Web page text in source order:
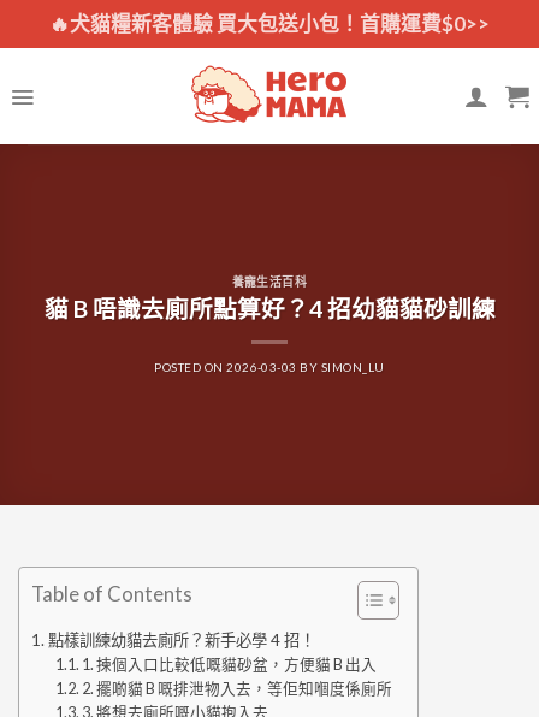
🔥犬貓糧新客體驗 買大包送小包！首購運費$0>>
養寵生活百科
貓 B 唔識去廁所點算好？4 招幼貓貓砂訓練
POSTED ON2026-03-03 BY SIMON_LU
Table of Contents
點樣訓練幼貓去廁所？新手必學 4 招！
1. 揀個入口比較低嘅貓砂盆，方便貓 B 出入
2. 擺啲貓 B 嘅排泄物入去，等佢知嗰度係廁所
3. 將想去廁所嘅小貓抱入去